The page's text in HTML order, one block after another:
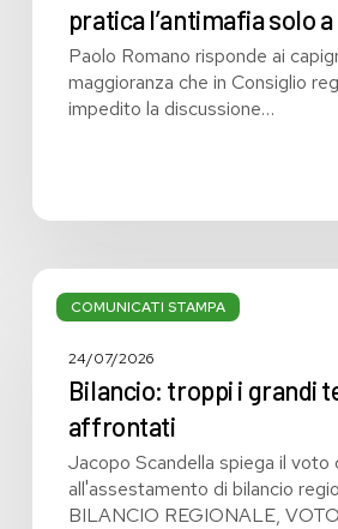
pratica l’antimafia solo
Paolo Romano risponde ai
maggioranza che in Consiglio
impedito la discussione…
COMUNICATI STAMPA
Bilancio:
troppi
grandi
affrontati
24/07/2026
Bilancio: troppi i grandi
affrontati
Jacopo Scandella spiega il voto
all'assestamento di bilancio
BILANCIO REGIONALE,